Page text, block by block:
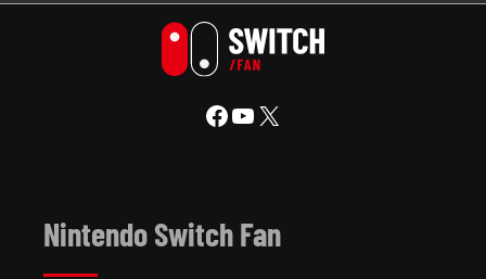
Facebook YouTube X
Nintendo Switch Fan